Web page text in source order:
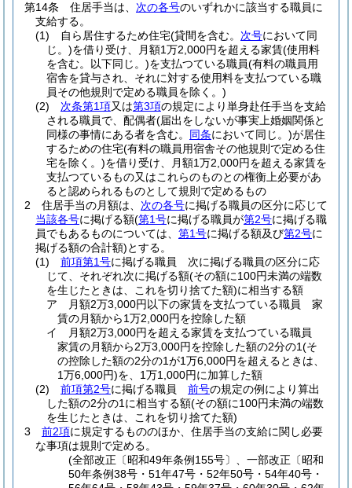
第14条
住居手当は、 次の各号のいずれかに該当する職員に
支給する。
(1)
自ら居住するため住宅(貸間を含む。 次号において同
じ。)を借り受け、月額1万2,000円を超える家賃(使用料
を含む。以下同じ。)を支払つている職員(有料の職員用
宿舎を貸与され、それに対する使用料を支払つている職
員その他規則で定める職員を除く。)
(2)
次条第1項又は第3項の規定により単身赴任手当を支給
される職員で、配偶者(届出をしないが事実上婚姻関係と
同様の事情にある者を含む。 同条において同じ。)が居住
するための住宅(有料の職員用宿舎その他規則で定める住
宅を除く。)を借り受け、月額1万2,000円を超える家賃を
支払つているもの又はこれらのものとの権衡上必要があ
ると認められるものとして規則で定めるもの
2
住居手当の月額は、 次の各号に掲げる職員の区分に応じて
当該各号に掲げる額(第1号に掲げる職員が第2号に掲げる職
員でもあるものについては、 第1号に掲げる額及び第2号に
掲げる額の合計額)とする。
(1)
前項第1号に掲げる職員 次に掲げる職員の区分に応
じて、それぞれ次に掲げる額(その額に100円未満の端数
を生じたときは、これを切り捨てた額)に相当する額
ア
月額2万3,000円以下の家賃を支払つている職員 家
賃の月額から1万2,000円を控除した額
イ
月額2万3,000円を超える家賃を支払つている職員
家賃の月額から2万3,000円を控除した額の2分の1(そ
の控除した額の2分の1が1万6,000円を超えるときは、
1万6,000円)を、1万1,000円に加算した額
(2)
前項第2号に掲げる職員 前号の規定の例により算出
した額の2分の1に相当する額(その額に100円未満の端数
を生じたときは、これを切り捨てた額)
3
前2項に規定するもののほか、住居手当の支給に関し必要
な事項は規則で定める。
(全部改正〔昭和49年条例155号〕、一部改正〔昭和
50年条例38号・51年47号・52年50号・54年40号・